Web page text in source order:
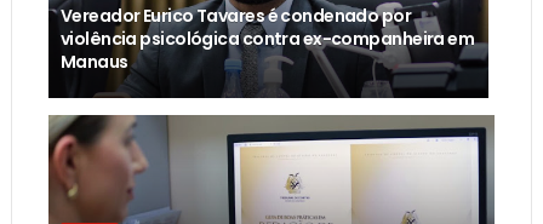
Vereador Eurico Tavares é condenado por
violência psicológica contra ex-companheira em
Manaus